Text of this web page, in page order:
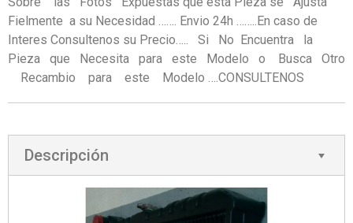
Fielmente a su Necesidad ……. Envio 24h ……..En caso de
Interes Consultenos su Precio….. Si No Encuentra la
Pieza que Necesita para este Modelo o Busca Otro
Recambio para este Modelo ….CONSULTENOS
Descripción